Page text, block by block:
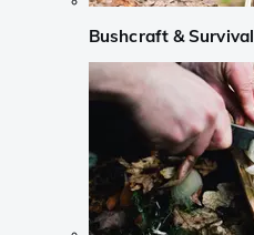
Bushcraft & Survival